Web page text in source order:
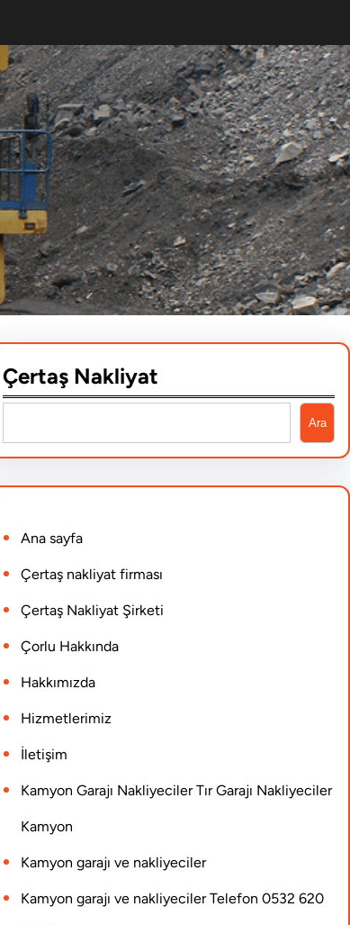
Çertaş Nakliyat
e
a
c
h
Ara
Ana sayfa
Çertaş nakliyat firması
Çertaş Nakliyat Şirketi
Çorlu Hakkında
Hakkımızda
Hizmetlerimiz
İletişim
Kamyon Garajı Nakliyeciler Tır Garajı Nakliyeciler
Kamyon
Kamyon garajı ve nakliyeciler
Kamyon garajı ve nakliyeciler Telefon 0532 620